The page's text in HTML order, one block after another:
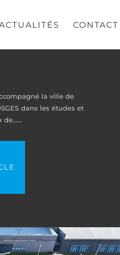
CONTACT
la ville de
dans les études et
de…...